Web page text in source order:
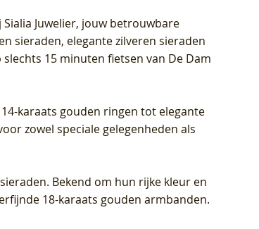
Blush Lab Diamonds Collier LG3014Y
- Geelgoud (14k) met Lab grown
Diamant
Blush Lab Diamonds Ring LG1029Y -
Geelgoud (14k) met Lab grown
Diamant
Blush Lab Diamonds Oorknoppen
LG7033Y – Geelgoud (14k) met Lab
grown Diamant
Juwelier, jouw betrouwbare
sieraden, elegante zilveren sieraden
slechts 15 minuten fietsen van De Dam
karaats gouden ringen tot elegante
zowel speciale gelegenheden als
Bekend om hun rijke kleur en
18-karaats gouden armbanden.